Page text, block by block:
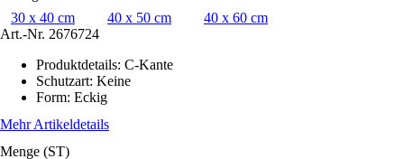
30 x 40 cm
40 x 50 cm
40 x 60 cm
Art.-Nr. 2676724
Produktdetails: C-Kante
Schutzart: Keine
Form: Eckig
Mehr Artikeldetails
Menge (ST)